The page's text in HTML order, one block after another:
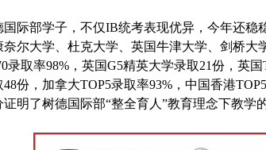
国际部学子，不仅IB统考表现优异，今年还
奈尔大学、杜克大学、英国牛津大学、剑桥大
录取率98%，英国G5精英大学录取21份，英
48份，加拿大TOP5录取率93%，中国香港
证明了树德国际部“整全育人”教育理念下教学